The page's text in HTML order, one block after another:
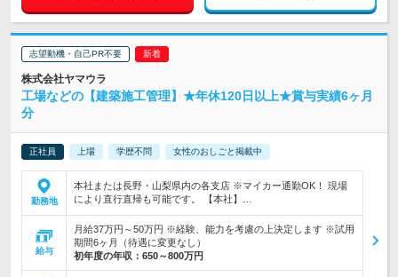
志望動機・自己PR不要
株式会社ヤマウラ
工場などの【建築施工管理】★年休120日以上★賞与実績6ヶ月
分
正社員 上場 学歴不問 女性のおしごと掲載中
勤務地
本社または長野・山梨県内の各支店 ※マイカー通勤OK！ 現場
により直行直帰も可能です。 【本社】…
給与
月給37万円～50万円 ※経験、能力を考慮の上決定します ※試用
期間6ヶ月（待遇に変更なし）
初年度の年収： 650～800万円